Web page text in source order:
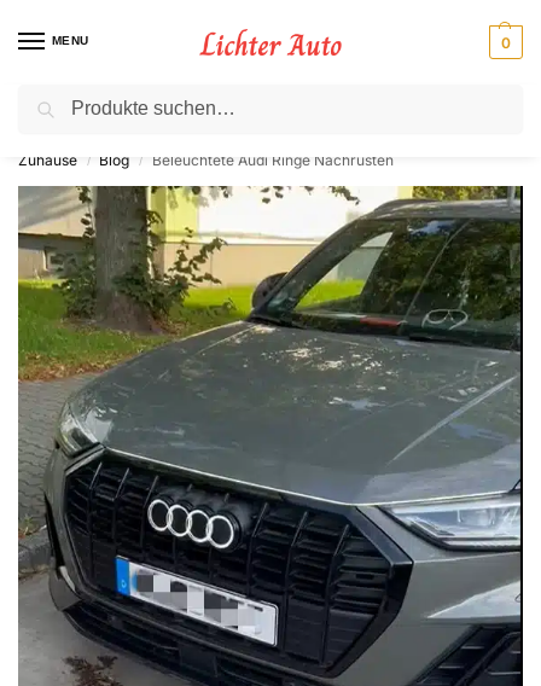
MENU 0
⚡ 10 % Rabatt für Neukunden. Code: NC10
Zuhause / Blog / Beleuchtete Audi Ringe Nachrüsten